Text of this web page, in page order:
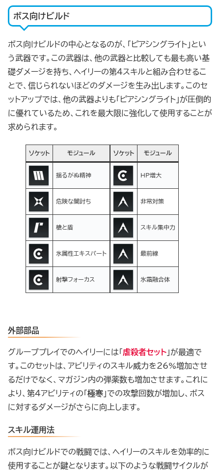
ボス向けビルド
ボス向けビルドの中心となるのが、「ピアシングライト」とい
う武器です。この武器は、他の武器と比較しても最も高い基
礎ダメージを持ち、ヘイリーの第4スキルと組み合わせるこ
とで、信じられないほどのダメージを生み出します。このセ
ットアップでは、他の武器よりも「ピアシングライト」が圧倒的
に優れているため、これを最大限に強化して使用することが
求められます。
ソケット モジュール
揺るがぬ精神
危険な闇討ち
槍と盾
氷属性エキスパート
射撃フォーカス
ソケット モジュール
HP増大
非常対策
スキル集中力
最前線
氷霜融合体
外部部品
グループプレイでのヘイリーには「 虐殺者セット 」が最適で
す。このセットは、アビリティのスキル威力を26%増加させ
るだけでなく、マガジン内の弾薬数も増加させます。これに
より、第4アビリティの「 極寒 」での攻撃回数が増加し、ボス
に対するダメージがさらに向上します。
スキル運用法
ボス向けビルドでの戦闘では、ヘイリーのスキルを効率的に
使用することが鍵となります。以下のような戦闘サイクルが